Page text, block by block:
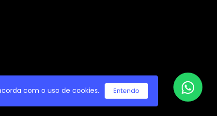
com o uso de cookies. Entendo